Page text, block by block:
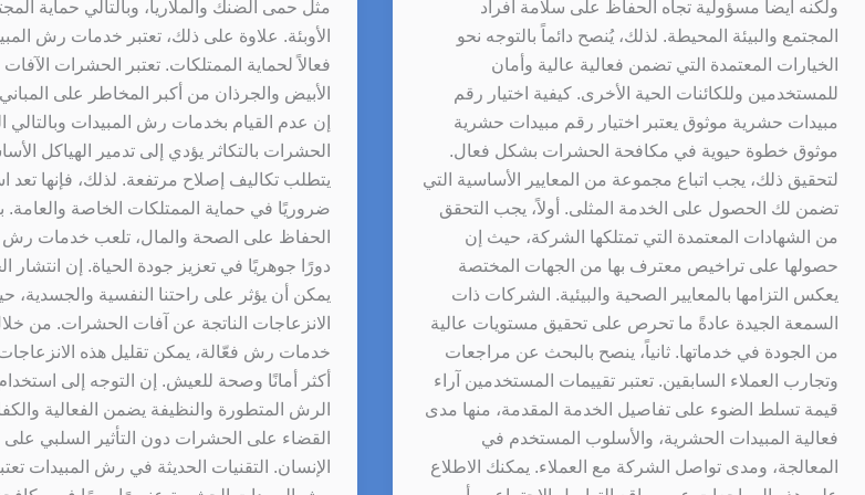
ولكنه أيضاً مسؤولية تجاه الحفاظ على سلامة أفراد
المجتمع والبيئة المحيطة. لذلك، يُنصح دائماً بالتوجه نحو
الخيارات المعتمدة التي تضمن فعالية عالية وأمان
للمستخدمين وللكائنات الحية الأخرى. كيفية اختيار رقم
مبيدات حشرية موثوق يعتبر اختيار رقم مبيدات حشرية
موثوق خطوة حيوية في مكافحة الحشرات بشكل فعال.
لتحقيق ذلك، يجب اتباع مجموعة من المعايير الأساسية التي
تضمن لك الحصول على الخدمة المثلى. أولاً، يجب التحقق
من الشهادات المعتمدة التي تمتلكها الشركة، حيث إن
حصولها على تراخيص معترف بها من الجهات المختصة
يعكس التزامها بالمعايير الصحية والبيئية. الشركات ذات
السمعة الجيدة عادةً ما تحرص على تحقيق مستويات عالية
من الجودة في خدماتها. ثانياً، ينصح بالبحث عن مراجعات
وتجارب العملاء السابقين. تعتبر تقييمات المستخدمين آراء
قيمة تسلط الضوء على تفاصيل الخدمة المقدمة، منها مدى
فعالية المبيدات الحشرية، والأسلوب المستخدم في
المعالجة، ومدى تواصل الشركة مع العملاء. يمكنك الاطلاع
مثل حمى الضنك والملاريا، وبالتالي حماية
الأوبئة. علاوة على ذلك، تعتبر خدمات رش
فعالاً لحماية الممتلكات. تعتبر الحشرات
الأبيض والجرذان من أكبر المخاطر على
إن عدم القيام بخدمات رش المبيدات وبالتالي
الحشرات بالتكاثر يؤدي إلى تدمير الهياكل
يتطلب تكاليف إصلاح مرتفعة. لذلك، فإنها تعد
ضروريًا في حماية الممتلكات الخاصة والعامة.
الحفاظ على الصحة والمال، تلعب خدمات رش
دورًا جوهريًا في تعزيز جودة الحياة. إن انتشار
يمكن أن يؤثر على راحتنا النفسية والجسدية،
الانزعاجات الناتجة عن آفات الحشرات. من
خدمات رش فعّالة، يمكن تقليل هذه
أكثر أمانًا وصحة للعيش. إن التوجه إلى
الرش المتطورة والنظيفة يضمن الفعالية
القضاء على الحشرات دون التأثير السلبي على
الإنسان. التقنيات الحديثة في رش المبيدات